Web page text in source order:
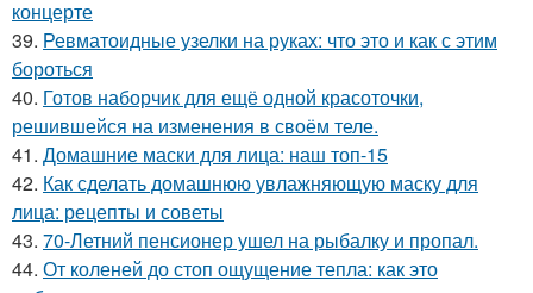
концерте
39. Ревматоидные узелки на руках: что это и как с этим
бороться
40. Готов наборчик для ещё одной красоточки,
решившейся на изменения в своём теле.
41. Домашние маски для лица: наш топ-15
42. Как сделать домашнюю увлажняющую маску для
лица: рецепты и советы
43. 70-Летний пенсионер ушел на рыбалку и пропал.
44. От коленей до стоп ощущение тепла: как это